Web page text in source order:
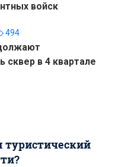
войск
494
сквер в 4 квартале
туристический